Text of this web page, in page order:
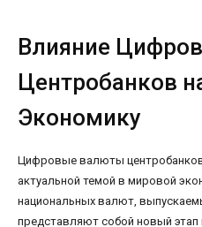
Влияние
Центробанков
Экономику
Цифровые валюты
актуальной темой в мировой
национальных валют,
представляют собой новый